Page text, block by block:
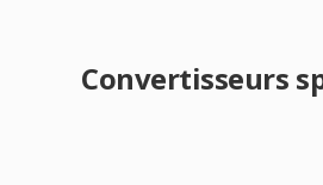
Convertisseurs